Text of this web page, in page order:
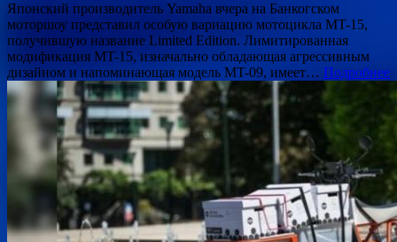
Японский производитель Yamaha вчера на Банкогском
моторшоу представил особую вариацию мотоцикла MT-15,
получившую название Limited Edition. Лимитированная
модификация MT-15, изначально обладающая агрессивным
дизайном и напоминающая модель MT-09, имеет… Подробнее